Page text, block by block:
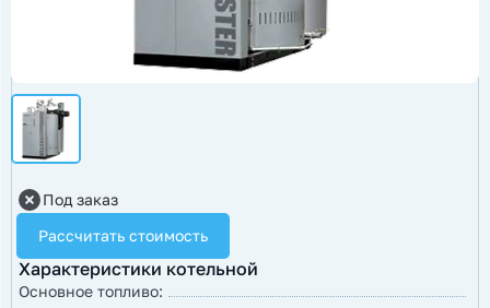
Под заказ
Рассчитать стоимость
Характеристики котельной
Основное топливо: